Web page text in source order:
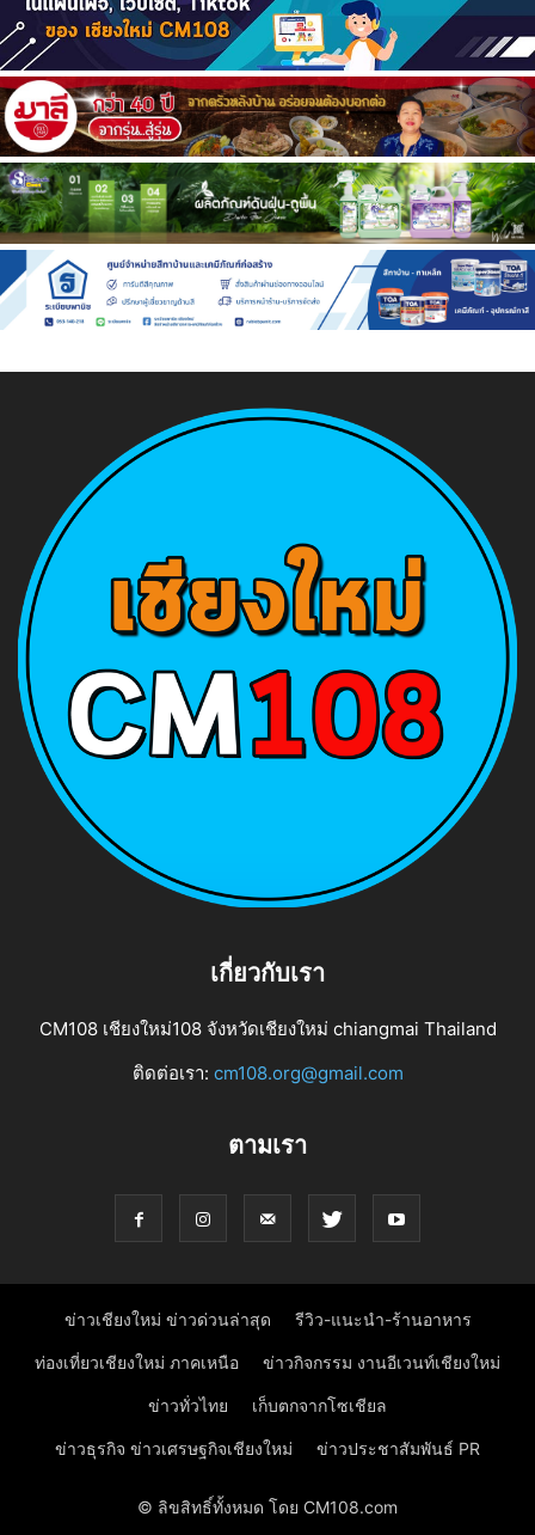
เกี่ยวกับเรา
CM108 เชียงใหม่108 จังหวัดเชียงใหม่ chiangmai Thailand
ติดต่อเรา: cm108.org@gmail.com
ตามเรา
ข่าวเชียงใหม่ ข่าวด่วนล่าสุด รีวิว-แนะนำ-ร้านอาหาร
ท่องเที่ยวเชียงใหม่ ภาคเหนือ ข่าวกิจกรรม งานอีเวนท์เชียงใหม่
ข่าวทั่วไทย เก็บตกจากโซเชียล
ข่าวธุรกิจ ข่าวเศรษฐกิจเชียงใหม่ ข่าวประชาสัมพันธ์ PR
© ลิขสิทธิ์ทั้งหมด โดย CM108.com